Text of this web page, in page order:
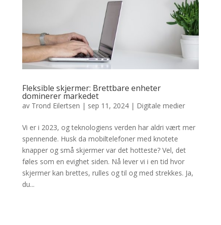
Fleksible skjermer: Brettbare enheter
dominerer markedet
av Trond Eilertsen | sep 11, 2024| Digitale medier
Vi er i 2023, og teknologiens verden har aldri vært mer
spennende. Husk da mobiltelefoner med knotete
knapper og små skjermer var det hotteste? Vel, det
føles som en evighet siden. Nå lever vi i en tid hvor
skjermer kan brettes, rulles og til og med strekkes. Ja,
du...